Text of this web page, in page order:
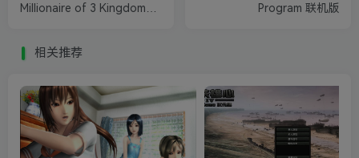
Millionaire of 3 Kingdoms
Program 联机版
相关推荐